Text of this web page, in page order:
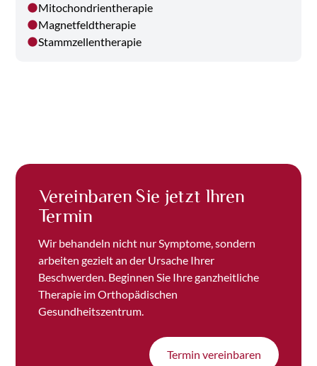
Mitochondrientherapie
Magnetfeldtherapie
Stammzellentherapie
Vereinbaren Sie jetzt Ihren
Termin
Wir behandeln nicht nur Symptome, sondern
arbeiten gezielt an der Ursache Ihrer
Beschwerden. Beginnen Sie Ihre ganzheitliche
Therapie im Orthopädischen
Gesundheitszentrum.
Termin vereinbaren